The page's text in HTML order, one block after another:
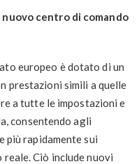
centro di comando
europeo è dotato di un
prestazioni simili a quelle
a tutte le impostazioni e
consentendo agli
rapidamente sui
reale. Ciò include nuovi